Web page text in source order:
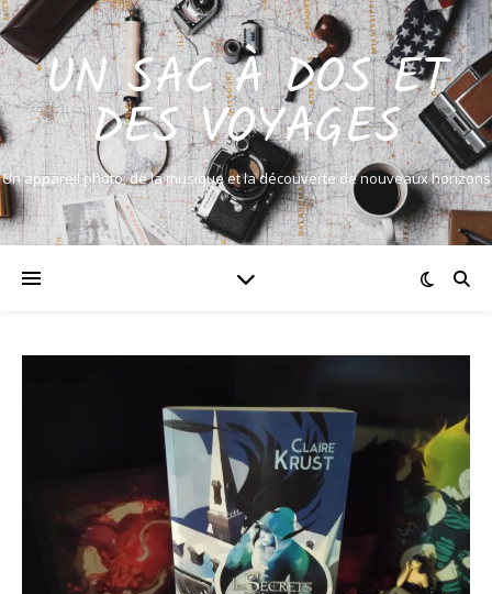
UN SAC À DOS ET
DES VOYAGES
Un appareil photo, de la musique et la découverte de nouveaux horizons